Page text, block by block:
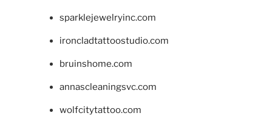
sparklejewelryinc.com
ironcladtattoostudio.com
bruinshome.com
annascleaningsvc.com
wolfcitytattoo.com